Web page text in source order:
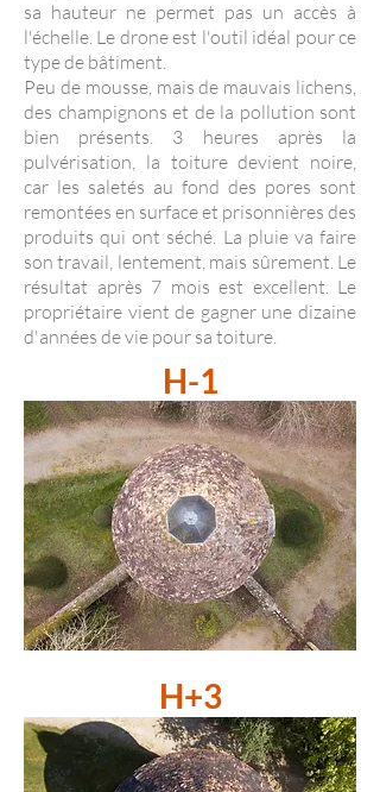
sa hauteur ne permet pas un accès à
l'échelle. Le drone est l'outil idéal pour ce
type de bâtiment.
Peu de mousse, mais de mauvais lichens,
des champignons et de la pollution sont
bien présents. 3 heures après la
pulvérisation, la toiture devient noire,
car les saletés au fond des pores sont
remontées en surface et prisonnières des
produits qui ont séché. La pluie va faire
son travail, lentement, mais sûrement. Le
résultat après 7 mois est excellent. Le
propriétaire vient de gagner une dizaine
d'années de vie pour sa toiture.
H-1
H+3